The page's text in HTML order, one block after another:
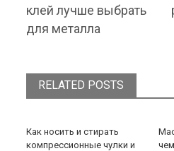
клей лучше выбрать
для металла
RELATED POSTS
Как носить и стирать
компрессионные чулки и